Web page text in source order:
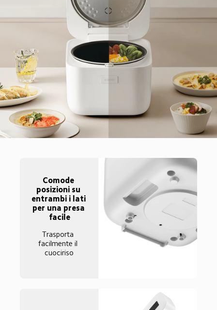
Comode
posizioni su
entrambi i lati
per una presa
facile
Trasporta
facilmente il
cuociriso